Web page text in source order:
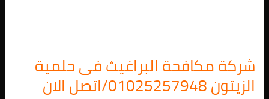
شركة مكافحة البراغيث فى حلمية
الزيتون 01025257948/اتصل الان
البراغيث
فى
حلمية